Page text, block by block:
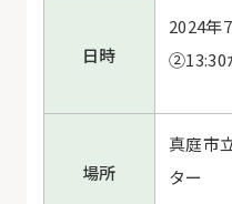
日時
2024年
②13:30
場所
真庭市
ター